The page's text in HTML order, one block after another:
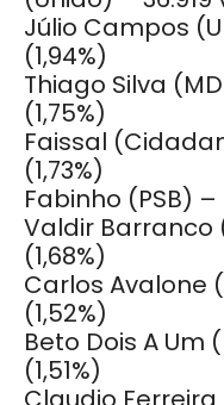
Júlio Campos
(1,94%)
Thiago Silva
(1,75%)
Faissal
(1,73%)
Fabinho (PSB) –
Valdir Barranco
(1,68%)
Carlos Avalone
(1,52%)
Beto Dois A Um
(1,51%)